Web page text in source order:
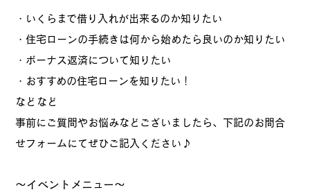
・いくらまで借り入れが出来るのか知りたい
・住宅ローンの手続きは何から始めたら良いのか知りたい
・ボーナス返済について知りたい
・おすすめの住宅ローンを知りたい！
などなど
事前にご質問やお悩みなどございましたら、下記のお問合
せフォームにてぜひご記入ください♪
～イベントメニュー～